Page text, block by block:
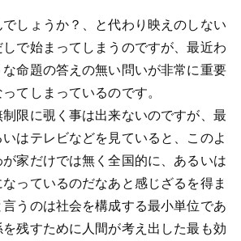
しょうか？、と代わり映えのしない
で始まってしまうのですが、最近わ
命題の答えの無い問いが非常に重要
てしまっているのです。
限に覗く事は出来ないのですが、最
はテレビなどを見ていると、このよ
家だけでは無く全国的に、あるいは
っているのだなあと感じざるを得ま
うのは社会を構成する最小単位であ
残すために人間が考え出した最も効